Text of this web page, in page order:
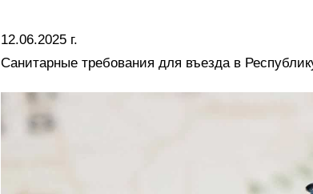
12.06.2025 г.
Санитарные требования для въезда в